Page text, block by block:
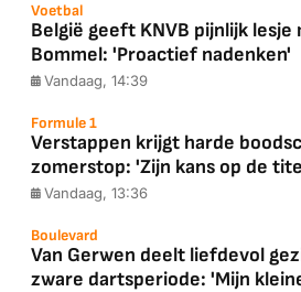
Voetbal
België geeft KNVB pijnlijk lesje
Bommel: 'Proactief nadenken'
Vandaag, 14:39
Formule 1
Verstappen krijgt harde
zomerstop: 'Zijn kans op de
Vandaag, 13:36
Boulevard
Van Gerwen deelt liefdevol
zware dartsperiode: 'Mijn